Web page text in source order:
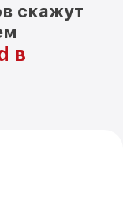
скажут
в